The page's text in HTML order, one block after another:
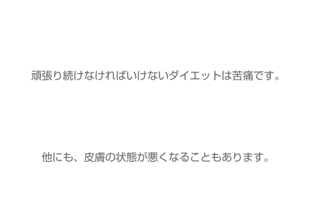
頑張り続けなければいけないダイエットは苦痛です。
他にも、皮膚の状態が悪くなることもあります。